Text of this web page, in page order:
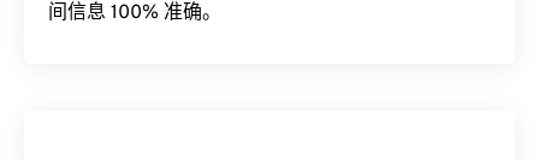
间信息 100% 准确。